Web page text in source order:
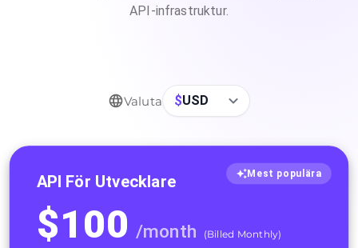
API-infrastruktur.
Valuta $USD
Mest populära
API För Utvecklare
$100 /month (Billed Monthly)